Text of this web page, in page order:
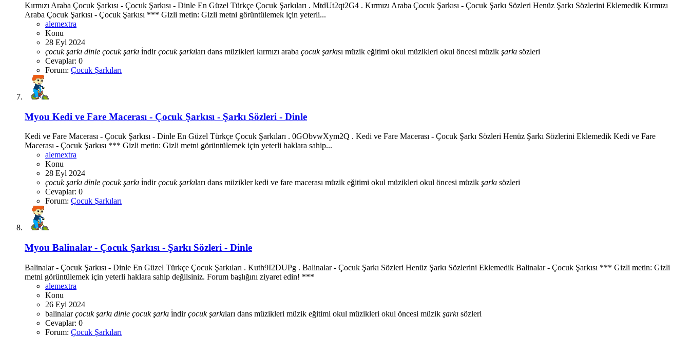
Kırmızı Araba Çocuk Şarkısı - Çocuk Şarkısı - Dinle En Güzel Türkçe Çocuk Şarkıları . MtdUt2qt2G4 . Kırmızı Araba Çocuk Şarkısı - Çocuk Şarkı Sözleri Henüz Şarkı Sözlerini Eklemedik Kırmızı
Araba Çocuk Şarkısı - Çocuk Şarkısı *** Gizli metin: Gizli metni görüntülemek için yeterli...
alemextra
Konu
28 Eyl 2024
çocuk şarkı dinle çocuk şarkı i̇ndirçocuk şarkıları dans müzikleri kırmızı araba çocuk şarkısı müzik eğitimi okul müzikleri okul öncesi müzik şarkı sözleri
Cevaplar: 0
Forum: Çocuk Şarkıları
Myou Kedi ve Fare Macerası - Çocuk Şarkısı - Şarkı Sözleri - Dinle
Kedi ve Fare Macerası - Çocuk Şarkısı - Dinle En Güzel Türkçe Çocuk Şarkıları . 0GObvwXym2Q . Kedi ve Fare Macerası - Çocuk Şarkı Sözleri Henüz Şarkı Sözlerini Eklemedik Kedi ve Fare
Macerası - Çocuk Şarkısı *** Gizli metin: Gizli metni görüntülemek için yeterli haklara sahip...
alemextra
Konu
28 Eyl 2024
çocuk şarkı dinle çocuk şarkı i̇ndirçocuk şarkıları dans müziklerkedi ve fare macerası müzik eğitimi okul müzikleri okul öncesi müzik şarkı sözleri
Cevaplar: 0
Forum: Çocuk Şarkıları
Myou Balinalar - Çocuk Şarkısı - Şarkı Sözleri - Dinle
Balinalar - Çocuk Şarkısı - Dinle En Güzel Türkçe Çocuk Şarkıları . Kuth9I2DUPg . Balinalar - Çocuk Şarkı Sözleri Henüz Şarkı Sözlerini Eklemedik Balinalar - Çocuk Şarkısı *** Gizli metin: Gizli
metni görüntülemek için yeterli haklara sahip değilsiniz. Forum başlığını ziyaret edin! ***
alemextra
Konu
26 Eyl 2024
balinalarçocuk şarkı dinle çocuk şarkı i̇ndirçocuk şarkıları dans müzikleri müzik eğitimi okul müzikleri okul öncesi müzik şarkı sözleri
Cevaplar: 0
Forum: Çocuk Şarkıları